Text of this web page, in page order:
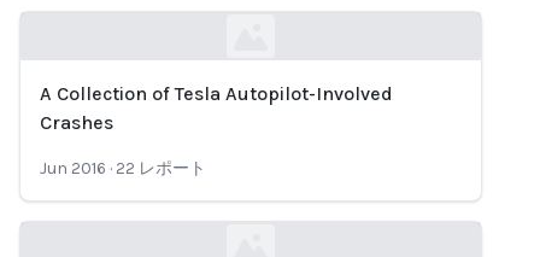
Loading...
A Collection of Tesla Autopilot-Involved
Crashes
Jun 2016 · 22 レポート